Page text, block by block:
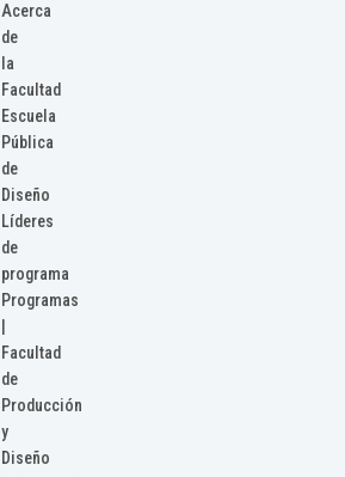
Acerca
de
la
Facultad
Escuela
Pública
de
Diseño
Líderes
de
programa
Programas
Facultad
de
Producción
y
Diseño